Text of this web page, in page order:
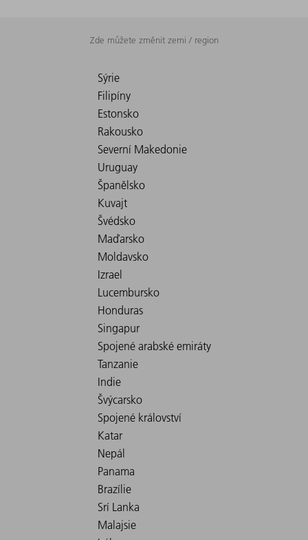
Zde můžete změnit zemi / region